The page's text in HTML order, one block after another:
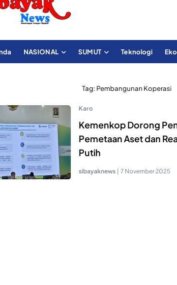
NASIONAL SUMUT Teknologi
Tag: Pembangunan Koperasi
Karo
Kemenkop Dorong
Pemetaan Aset dan
Putih
sibayaknews 7 November 2025